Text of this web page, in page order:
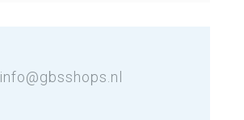
info@gbsshops.nl